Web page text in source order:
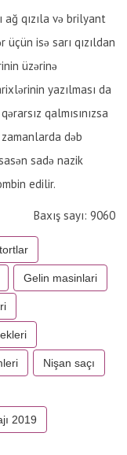
ağ qızıla və brilyant
isə sarı qızıldan
üzərinə
yazılması da
qalmısınızsa
dəb
sadə nazik
edilir.
Baxış sayı: 9060
Gelin masinlari
Nişan saçı
2019